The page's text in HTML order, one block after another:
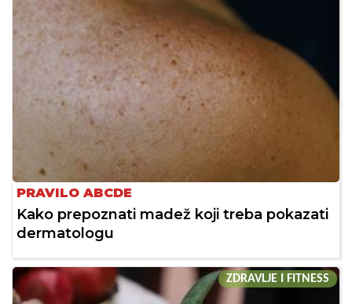
PRAVILO ABCDE
Kako prepoznati madež koji treba pokazati
dermatologu
ZDRAVLJE I FITNESS